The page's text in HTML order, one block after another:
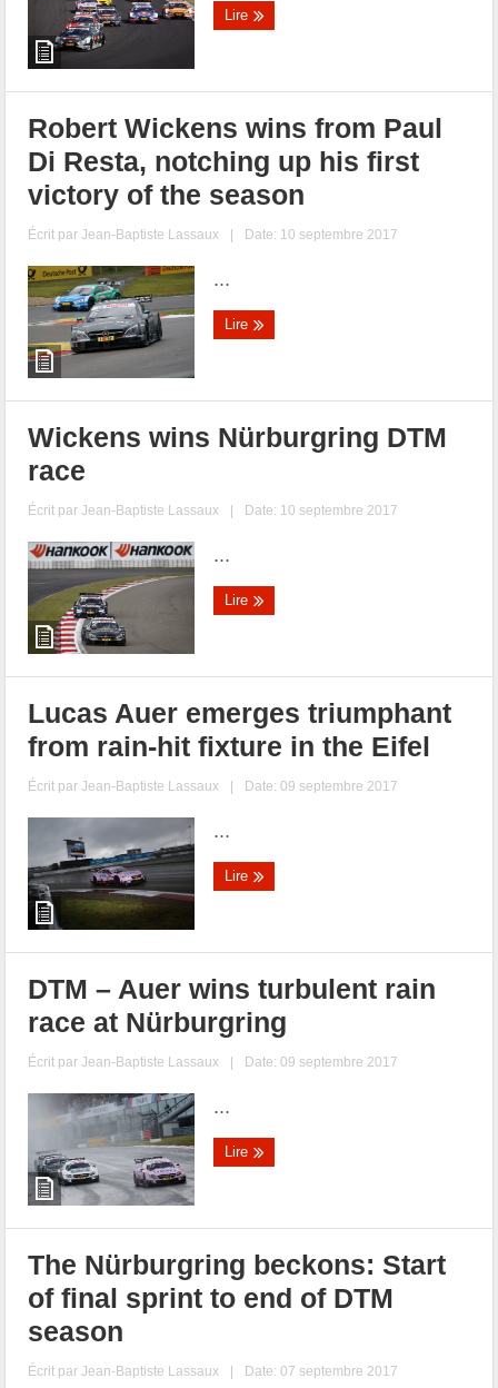
Lire
Robert Wickens wins from Paul
Di Resta, notching up his first
victory of the season
Écrit parJean-Baptiste Lassaux | Date: 10 septembre 2017
...
Lire
Wickens wins Nürburgring DTM
race
Écrit parJean-Baptiste Lassaux | Date: 10 septembre 2017
...
Lire
Lucas Auer emerges triumphant
from rain-hit fixture in the Eifel
Écrit parJean-Baptiste Lassaux | Date: 09 septembre 2017
...
Lire
DTM – Auer wins turbulent rain
race at Nürburgring
Écrit parJean-Baptiste Lassaux | Date: 09 septembre 2017
...
Lire
The Nürburgring beckons: Start
of final sprint to end of DTM
season
Écrit parJean-Baptiste Lassaux | Date: 07 septembre 2017